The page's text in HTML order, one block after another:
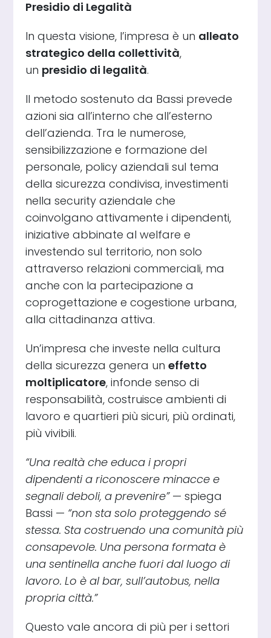
Presidio di Legalità
In questa visione, l’impresa è un alleato
strategico della collettività,
un presidio di legalità.
Il metodo sostenuto da Bassi prevede
azioni sia all’interno che all’esterno
dell’azienda. Tra le numerose,
sensibilizzazione e formazione del
personale, policy aziendali sul tema
della sicurezza condivisa, investimenti
nella security aziendale che
coinvolgano attivamente i dipendenti,
iniziative abbinate al welfare e
investendo sul territorio, non solo
attraverso relazioni commerciali, ma
anche con la partecipazione a
coprogettazione e cogestione urbana,
alla cittadinanza attiva.
Un’impresa che investe nella cultura
della sicurezza genera uneffetto
moltiplicatore, infonde senso di
responsabilità, costruisce ambienti di
lavoro e quartieri più sicuri, più ordinati,
più vivibili.
“Una realtà che educa i propri
dipendenti a riconoscere minacce e
segnali deboli, a prevenire”— spiega
Bassi — “non sta solo proteggendo sé
stessa. Sta costruendo una comunità più
consapevole. Una persona formata è
una sentinella anche fuori dal luogo di
lavoro. Lo è al bar, sull’autobus, nella
propria città.”
Questo vale ancora di più per i settori